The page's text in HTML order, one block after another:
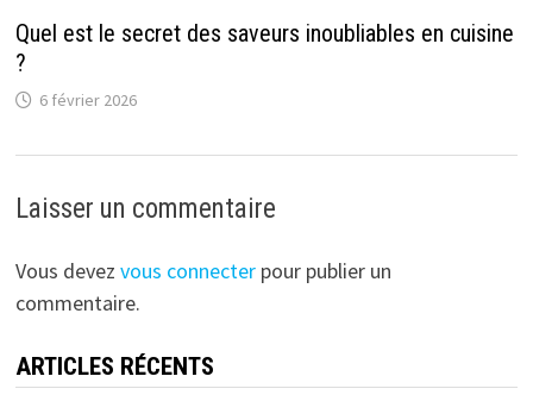
Quel est le secret des saveurs inoubliables en cuisine
?
6 février 2026
Laisser un commentaire
Vous devez vous connecterpour publier un
commentaire.
ARTICLES RÉCENTS